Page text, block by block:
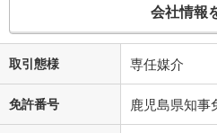
会社情報
取引態様 専任媒介
免許番号 鹿児島県知事